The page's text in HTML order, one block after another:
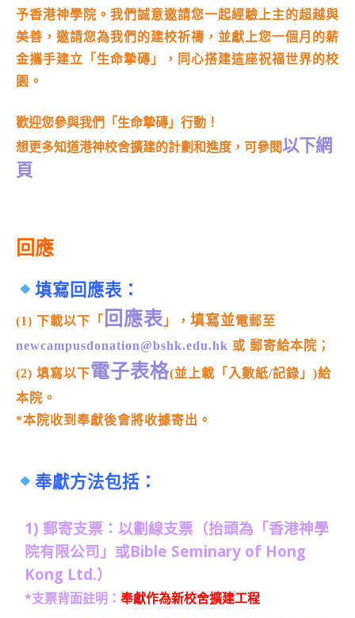
予香港神學院。我們誠意邀請您一起經驗上主的超越與
美善，邀請您為我們的建校祈禱，並獻上您一個月的薪
金攜手建立「生命摯磚」，同心搭建這座祝福世界的校
園。
歡迎您參與我們「生命摯磚」行動！
想更多知道港神校舍擴建的計劃和進度，可參閱以下網
頁
回應
填寫回應表：
(1) 下載以下「 回應表 」， 填寫並電郵至
newcampusdonation@bshk.edu.hk 或 郵寄給本院；
(2) 填寫以下電子表格(並上載「入數紙/記錄」)給
本院。
*本院收到奉獻後會將收據寄出。
奉獻方法包括：
1) 郵寄支票：以劃線支票（抬頭為「香港神學
院有限公司」或Bible Seminary of Hong
Kong Ltd.）
*支票背面註明： 奉獻作為新校舍擴建工程